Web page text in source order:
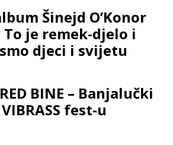
Šinejd O’Konor
To je remek-djelo i
djeci i svijetu
BINE – Banjalučki
fest-u